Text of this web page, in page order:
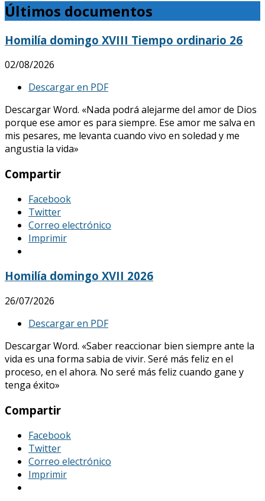
Últimos documentos
Homilía domingo XVIII Tiempo ordinario 26
02/08/2026
Descargar en PDF
Descargar Word. «Nada podrá alejarme del amor de Dios
porque ese amor es para siempre. Ese amor me salva en
mis pesares, me levanta cuando vivo en soledad y me
angustia la vida»
Compartir
Facebook
Twitter
Correo electrónico
Imprimir
Homilía domingo XVII 2026
26/07/2026
Descargar en PDF
Descargar Word. «Saber reaccionar bien siempre ante la
vida es una forma sabia de vivir. Seré más feliz en el
proceso, en el ahora. No seré más feliz cuando gane y
tenga éxito»
Compartir
Facebook
Twitter
Correo electrónico
Imprimir